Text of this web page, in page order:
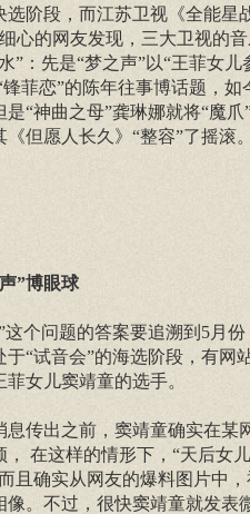
阶段，而江苏卫视《全能星
心的网友发现，三大卫视的
”：先是“梦之声”以“王菲女儿
菲恋”的陈年往事博话题，如
“神曲之母”龚琳娜就将“魔爪
但愿人长久》“整容”了摇滚
”博眼球
个问题的答案要追溯到5月份
“试音会”的海选阶段，有网
女儿窦靖童的选手。
传出之前，窦靖童确实在某
， 在这样的情形下，“天后女
且确实从网友的爆料图片中，
。不过，很快窦靖童就发表